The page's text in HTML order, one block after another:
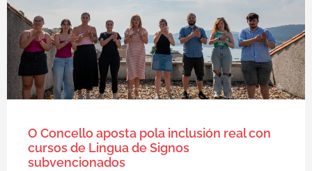
O Concello aposta pola inclusión real con
cursos de Lingua de Signos
subvencionados